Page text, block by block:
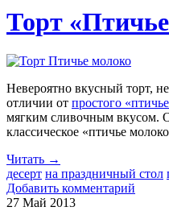
Торт
Невероятно вкусный торт,
отличии от простого
мягким сливочным вкусом.
классическое «птичье
Читать →
десерт на праздничный стол
Добавить комментарий
27 Май 2013